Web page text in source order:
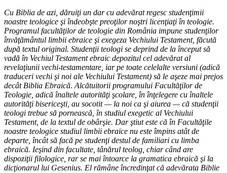
Cu Biblia de azi, dăruiţi un dar cu adevărat regesc studenţimii
noastre teologice şi îndeobşte preoţilor noştri licenţiaţi în teologie.
Programul facultăţilor de teologie din România impune studenţilor
învăţământul limbii ebraice şi exegeza Vechiului Testament, făcută
după textul original. Studenţii teologi se deprind de la început să
vadă în Vechiul Testament ebraic depozitul cel adevărat al
revelaţiunii vechi-testamentare, iar pe toate celelalte versiuni (adică
traduceri vechi şi noi ale Vechiului Testament) să le aşeze mai prejos
decât Biblia Ebraică. Alcătuitorii programului Facultăţilor de
Teologie, adică înaltele autorităţi şcolare, în înţelegere cu înaltele
autorităţi bisericeşti, au socotit — la noi ca şi aiurea — că studenţii
teologi trebue să pornească, în studiul exegetic al Vechiului
Testament, de la textul de obârşie. Dar ştiut este că în Facultăţile
noastre teologice studiul limbii ebraice nu este împins atât de
departe, încât să facă pe studenţi destul de familiari cu limba
ebraică. Ieşind din facultate, tânărul teolog, chiar când are
dispoziţii filologice, rar se mai întoarce la gramatica ebraică şi la
dicţionarul lui Gesenius. El rămâne încredinţat că adevărata Biblie